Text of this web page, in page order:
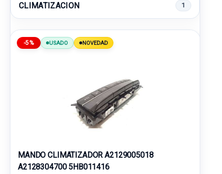
CLIMATIZACION 1
-5% USADO NOVEDAD
MANDO CLIMATIZADOR A2129005018
A2128304700 5HB011416